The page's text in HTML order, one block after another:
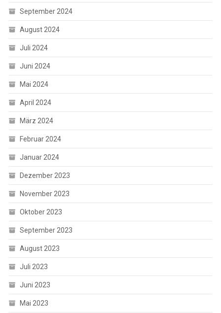
September 2024
August 2024
Juli 2024
Juni 2024
Mai 2024
April 2024
März 2024
Februar 2024
Januar 2024
Dezember 2023
November 2023
Oktober 2023
September 2023
August 2023
Juli 2023
Juni 2023
Mai 2023